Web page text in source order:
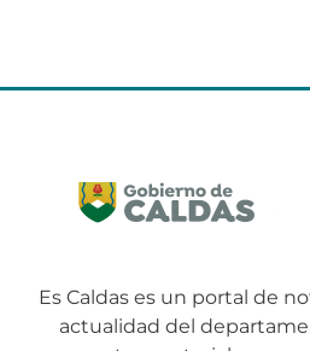
Es Caldas es un portal de
actualidad del